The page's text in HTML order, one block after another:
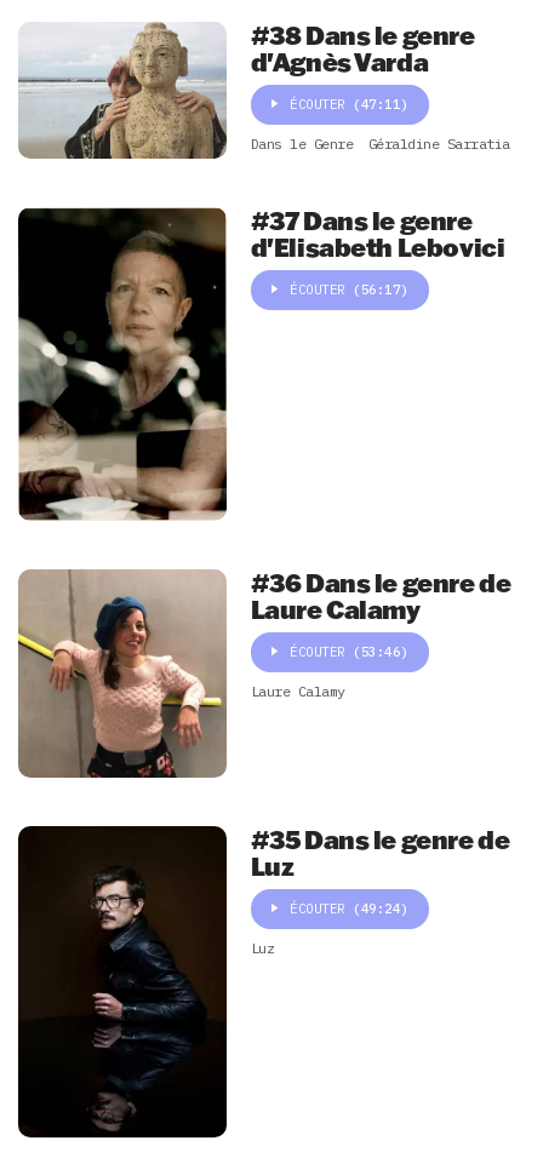
#38 Dans le genre
d'Agnès Varda
ÉCOUTER (47:11)
Dans le Genre Géraldine Sarratia
#37 Dans le genre
d'Elisabeth Lebovici
ÉCOUTER (56:17)
#36 Dans le genre de
Laure Calamy
ÉCOUTER (53:46)
Laure Calamy
#35 Dans le genre de
Luz
ÉCOUTER (49:24)
Luz